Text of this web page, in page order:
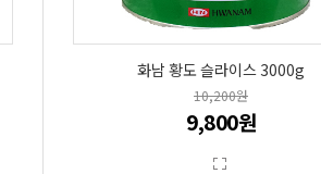
화남 황도 슬라이스 3000g
10,200원
9,800원